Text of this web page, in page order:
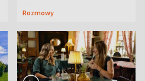
Te stylizacje
Rozmowy